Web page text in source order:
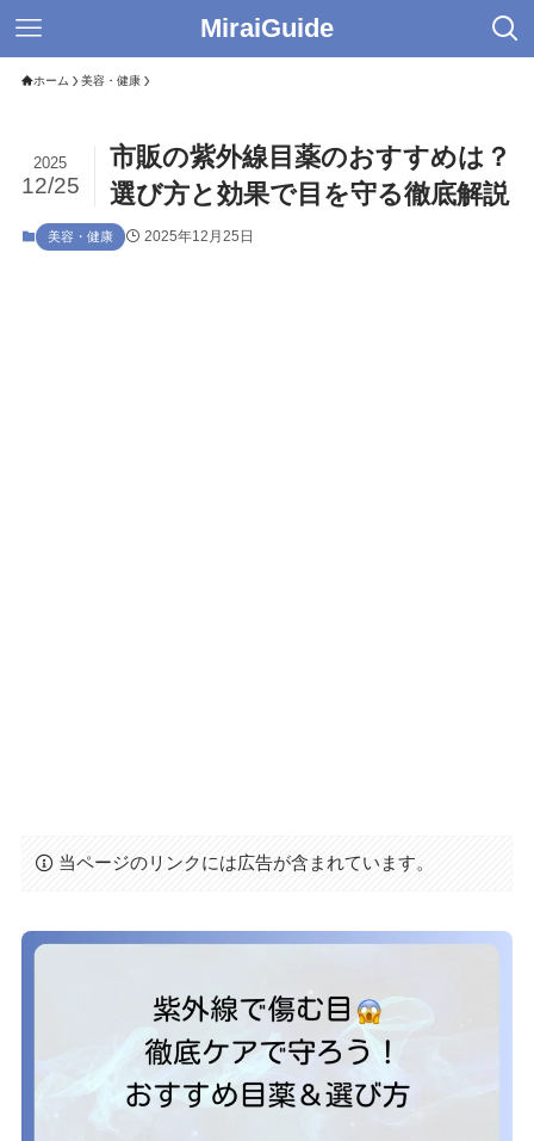
MiraiGuide
ホーム 美容・健康
市販の紫外線目薬のおすすめは？
選び方と効果で目を守る徹底解説
2025
12/25
美容・健康 2025年12月25日
当ページのリンクには広告が含まれています。